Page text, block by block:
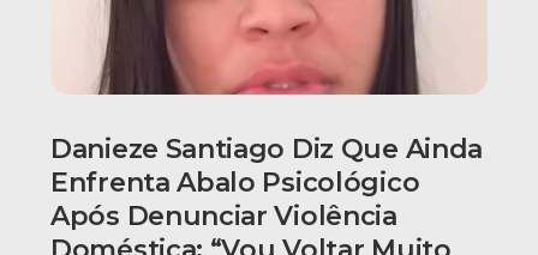
Danieze Santiago Diz Que Ainda
Enfrenta Abalo Psicológico
Após Denunciar Violência